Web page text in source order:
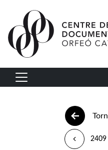
Vés al contingut
Navegació principal
2409